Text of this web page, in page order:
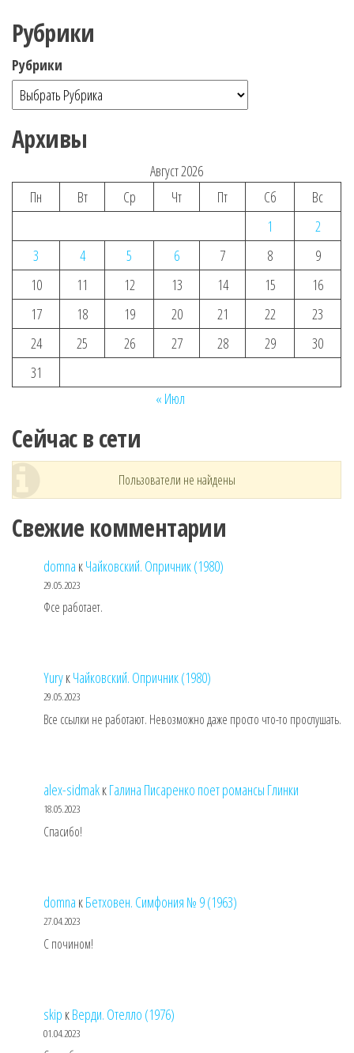
Рубрики
Рубрики
Архивы
Август 2026
Пн
Вт Ср Чт Пт Сб
Вс
1
2
3
4 5 6 7 8
9
10
11 12 13 14 15
16
17
18 19 20 21 22
23
24
25 26 27 28 29
30
31
« Июл
Сейчас в сети
Пользователи не найдены
Свежие комментарии
domna кЧайковский. Опричник (1980)
29.05.2023
Фсе работает.
YuryкЧайковский. Опричник (1980)
29.05.2023
Все ссылки не работают. Невозможно даже просто что-то прослушать.
alex-sidmakкГалина Писаренко поет романсы Глинки
18.05.2023
Спасибо!
domna кБетховен. Симфония № 9 (1963)
27.04.2023
С почином!
skip кВерди. Отелло (1976)
01.04.2023